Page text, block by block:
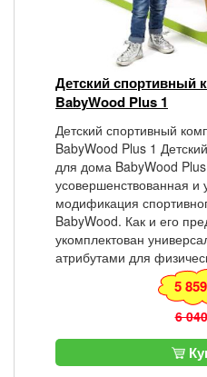
Детский спортивный
BabyWood Plus 1
Детский спортивный
BabyWood Plus 1
для дома BabyWood
усовершенствованная и
модификация
BabyWood. Как и его
укомплектован
атрибутами для
5
6